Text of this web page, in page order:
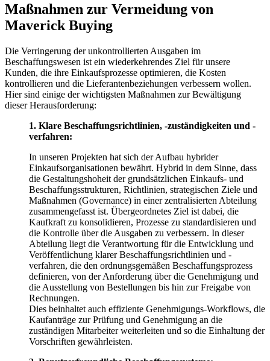
Maßnahmen zur Vermeidung von
Maverick Buying
Die Verringerung der unkontrollierten Ausgaben im
Beschaffungswesen ist ein wiederkehrendes Ziel für unsere
Kunden, die ihre Einkaufsprozesse optimieren, die Kosten
kontrollieren und die Lieferantenbeziehungen verbessern wollen.
Hier sind einige der wichtigsten Maßnahmen zur Bewältigung
dieser Herausforderung:
1. Klare Beschaffungsrichtlinien, -zuständigkeiten und -
verfahren:
In unseren Projekten hat sich der Aufbau hybrider
Einkaufsorganisationen bewährt. Hybrid in dem Sinne, dass
die Gestaltungshoheit der grundsätzlichen Einkaufs- und
Beschaffungsstrukturen, Richtlinien, strategischen Ziele und
Maßnahmen (Governance) in einer zentralisierten Abteilung
zusammengefasst ist. Übergeordnetes Ziel ist dabei, die
Kaufkraft zu konsolidieren, Prozesse zu standardisieren und
die Kontrolle über die Ausgaben zu verbessern. In dieser
Abteilung liegt die Verantwortung für die Entwicklung und
Veröffentlichung klarer Beschaffungsrichtlinien und -
verfahren, die den ordnungsgemäßen Beschaffungsprozess
definieren, von der Anforderung über die Genehmigung und
die Ausstellung von Bestellungen bis hin zur Freigabe von
Rechnungen.
Dies beinhaltet auch effiziente Genehmigungs-Workflows, die
Kaufanträge zur Prüfung und Genehmigung an die
zuständigen Mitarbeiter weiterleiten und so die Einhaltung der
Vorschriften gewährleisten.